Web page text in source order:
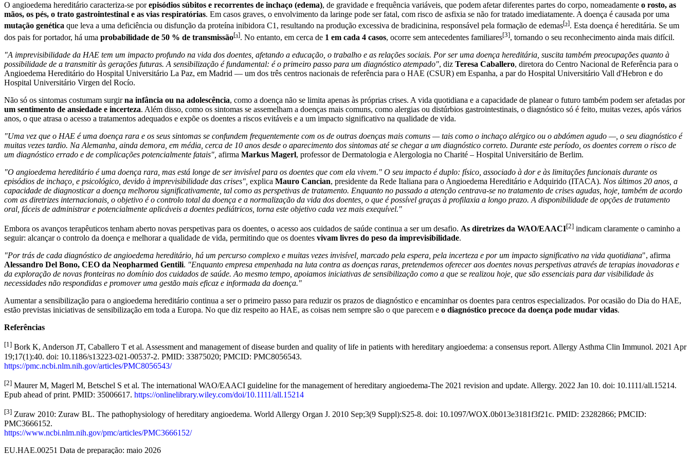
O angioedema hereditário caracteriza-se porepisódios súbitos e recorrentes de inchaço (edema), de gravidade e frequência variáveis, que podem afetar diferentes partes do corpo, nomeadamente o rosto, as
mãos, os pés, o trato gastrointestinal e as vias respiratórias. Em casos graves, o envolvimento da laringe pode ser fatal, com risco de asfixia se não for tratado imediatamente. A doença é causada por uma
mutação genética que leva a uma deficiência ou disfunção da proteína inibidora C1, resultando na produção excessiva de bradicinina, responsável pela formação de edemas[²]. Esta doença é hereditária. Se um
dos pais for portador, há uma probabilidade de 50 % de transmissão[³]. No entanto, em cerca de 1 em cada 4 casos, ocorre sem antecedentes familiares[3], tornando o seu reconhecimento ainda mais difícil.
"A imprevisibilidade da HAE tem um impacto profundo na vida dos doentes, afetando a educação, o trabalho e as relações sociais. Por ser uma doença hereditária, suscita também preocupações quanto à
possibilidade de a transmitir às gerações futuras. A sensibilização é fundamental: é o primeiro passo para um diagnóstico atempado", diz Teresa Caballero, diretora do Centro Nacional de Referência para o
Angioedema Hereditário do Hospital Universitário La Paz, em Madrid — um dos três centros nacionais de referência para o HAE (CSUR) em Espanha, a par do Hospital Universitário Vall d'Hebron e do
Hospital Universitário Virgen del Rocío.
Não só os sintomas costumam surgirna infância ou na adolescência, como a doença não se limita apenas às próprias crises. A vida quotidiana e a capacidade de planear o futuro também podem ser afetadas por
um sentimento de ansiedade e incerteza. Além disso, como os sintomas se assemelham a doenças mais comuns, como alergias ou distúrbios gastrointestinais, o diagnóstico só é feito, muitas vezes, após vários
anos, o que atrasa o acesso a tratamentos adequados e expõe os doentes a riscos evitáveis e a um impacto significativo na qualidade de vida.
"Uma vez que o HAE é uma doença rara e os seus sintomas se confundem frequentemente com os de outras doenças mais comuns — tais como o inchaço alérgico ou o abdómen agudo —, o seu diagnóstico é
muitas vezes tardio. Na Alemanha, ainda demora, em média, cerca de 10 anos desde o aparecimento dos sintomas até se chegar a um diagnóstico correto. Durante este período, os doentes correm o risco de
um diagnóstico errado e de complicações potencialmente fatais", afirma Markus Magerl, professor de Dermatologia e Alergologia no Charité – Hospital Universitário de Berlim.
"O angioedema hereditário é uma doença rara, mas está longe de ser invisível para os doentes que com ela vivem." O seu impacto é duplo: físico, associado à dor e às limitações funcionais durante os
episódios de inchaço, e psicológico, devido à imprevisibilidade das crises", explica Mauro Cancian, presidente da Rede Italiana para o Angioedema Hereditário e Adquirido (ITACA). Nos últimos 20 anos, a
capacidade de diagnosticar a doença melhorou significativamente, tal como as perspetivas de tratamento. Enquanto no passado a atenção centrava-se no tratamento de crises agudas, hoje, também de acordo
com as diretrizes internacionais, o objetivo é o controlo total da doença e a normalização da vida dos doentes, o que é possível graças à profilaxia a longo prazo. A disponibilidade de opções de tratamento
oral, fáceis de administrar e potencialmente aplicáveis a doentes pediátricos, torna este objetivo cada vez mais exequível."
Embora os avanços terapêuticos tenham aberto novas perspetivas para os doentes, o acesso aos cuidados de saúde continua a ser um desafio. As diretrizes da WAO/EAACI[2] indicam claramente o caminho a
seguir: alcançar o controlo da doença e melhorar a qualidade de vida, permitindo que os doentes vivam livres do peso da imprevisibilidade.
"Por trás de cada diagnóstico de angioedema hereditário, há um percurso complexo e muitas vezes invisível, marcado pela espera, pela incerteza e por um impacto significativo na vida quotidiana", afirma
Alessandro Del Bono, CEO da Neopharmed Gentili. "Enquanto empresa empenhada na luta contra as doenças raras, pretendemos oferecer aos doentes novas perspetivas através de terapias inovadoras e
da exploração de novas fronteiras no domínio dos cuidados de saúde. Ao mesmo tempo, apoiamos iniciativas de sensibilização como a que se realizou hoje, que são essenciais para dar visibilidade às
necessidades não respondidas e promover uma gestão mais eficaz e informada da doença."
Aumentar a sensibilização para o angioedema hereditário continua a ser o primeiro passo para reduzir os prazos de diagnóstico e encaminhar os doentes para centros especializados. Por ocasião do Dia do HAE,
estão previstas iniciativas de sensibilização em toda a Europa. No que diz respeito ao HAE, as coisas nem sempre são o que parecem e o diagnóstico precoce da doença pode mudar vidas.
Referências
[1] Bork K, Anderson JT, Caballero T et al. Assessment and management of disease burden and quality of life in patients with hereditary angioedema: a consensus report. Allergy Asthma Clin Immunol. 2021 Apr
19;17(1):40. doi: 10.1186/s13223-021-00537-2. PMID: 33875020; PMCID: PMC8056543.
https://pmc.ncbi.nlm.nih.gov/articles/PMC8056543/
[2] Maurer M, Magerl M, Betschel S et al. The international WAO/EAACI guideline for the management of hereditary angioedema-The 2021 revision and update. Allergy. 2022 Jan 10. doi: 10.1111/all.15214.
Epub ahead of print. PMID: 35006617. https://onlinelibrary.wiley.com/doi/10.1111/all.15214
[3] Zuraw 2010: Zuraw BL. The pathophysiology of hereditary angioedema. World Allergy Organ J. 2010 Sep;3(9 Suppl):S25-8. doi: 10.1097/WOX.0b013e3181f3f21c. PMID: 23282866; PMCID:
PMC3666152.
https://www.ncbi.nlm.nih.gov/pmc/articles/PMC3666152/
EU.HAE.00251 Data de preparação: maio 2026